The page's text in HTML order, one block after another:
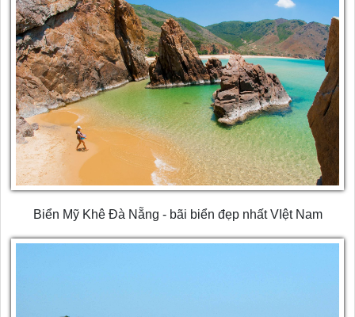
Biển Mỹ Khê Đà Nẵng - bãi biển đẹp nhất VIệt Nam